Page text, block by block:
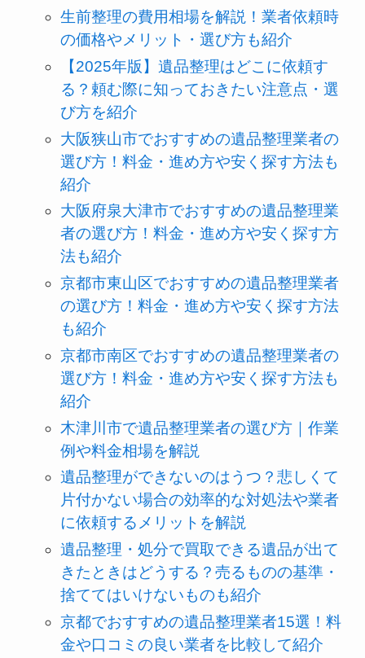
生前整理の費用相場を解説！業者依頼時
の価格やメリット・選び方も紹介
【2025年版】遺品整理はどこに依頼す
る？頼む際に知っておきたい注意点・選
び方を紹介
大阪狭山市でおすすめの遺品整理業者の
選び方！料金・進め方や安く探す方法も
紹介
大阪府泉大津市でおすすめの遺品整理業
者の選び方！料金・進め方や安く探す方
法も紹介
京都市東山区でおすすめの遺品整理業者
の選び方！料金・進め方や安く探す方法
も紹介
京都市南区でおすすめの遺品整理業者の
選び方！料金・進め方や安く探す方法も
紹介
木津川市で遺品整理業者の選び方｜作業
例や料金相場を解説
遺品整理ができないのはうつ？悲しくて
片付かない場合の効率的な対処法や業者
に依頼するメリットを解説
遺品整理・処分で買取できる遺品が出て
きたときはどうする？売るものの基準・
捨ててはいけないものも紹介
京都でおすすめの遺品整理業者15選！料
金や口コミの良い業者を比較して紹介